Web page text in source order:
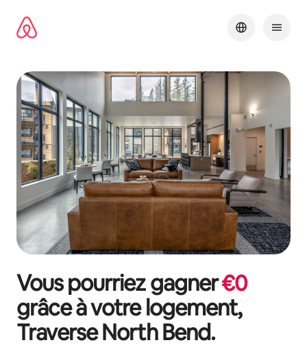
directement
Vous pourriez gagner€0
grâce à votre logement,
Traverse North Bend.